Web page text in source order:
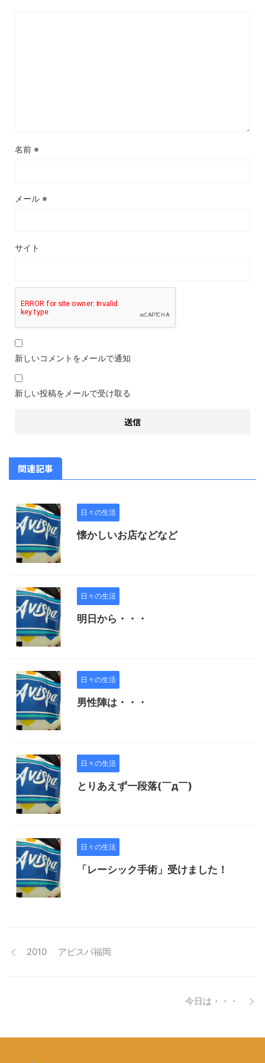
名前 ※
メール ※
サイト
新しいコメントをメールで通知
新しい投稿をメールで受け取る
関連記事
日々の生活
懐かしいお店などなど
日々の生活
明日から・・・
日々の生活
男性陣は・・・
日々の生活
とりあえず一段落(￣д￣)
日々の生活
「レーシック手術」受けました！
2010 アビスパ福岡
今日は・・・